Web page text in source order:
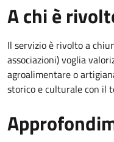
A chi è
Il servizio è rivolto a
associazioni) voglia
agroalimentare o
storico e culturale con il